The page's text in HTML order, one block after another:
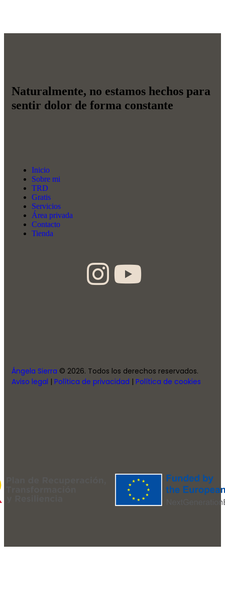
Naturalmente, no estamos hechos para
sentir dolor de forma constante
Inicio
Sobre mi
TRD
Gratis
Servicios
Área privada
Contacto
Tienda
Ángela Sierra © 2026. Todos los derechos reservados.
Aviso legal | Política de privacidad | Política de cookies